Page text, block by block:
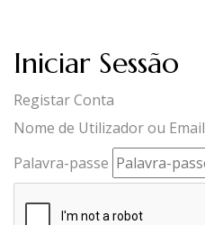
Iniciar Sessão
Registar Conta
Nome de Utilizador ou Email
Palavra-passe